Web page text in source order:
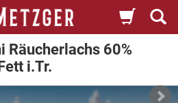
Räucherlachs 60%
i.Tr.